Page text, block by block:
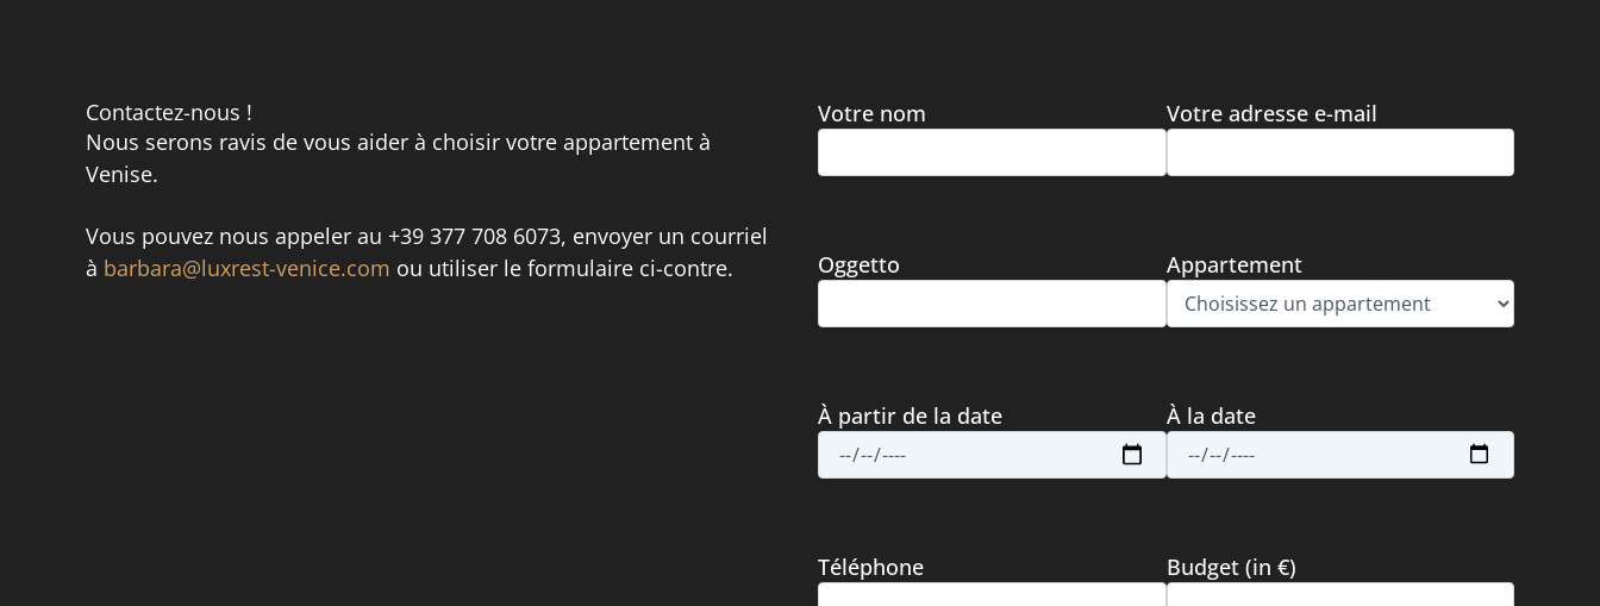
Contactez-nous !
Nous serons ravis de vous aider à choisir votre appartement à
Venise.
Vous pouvez nous appeler au +39 377 708 6073, envoyer un courriel
à barbara@luxrest-venice.com ou utiliser le formulaire ci-contre.
Votre nom Votre adresse e-mail
Oggetto Appartement
À partir de la date À la date
Téléphone Budget (in €)